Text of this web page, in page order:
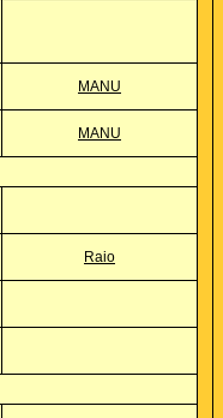
MANU
MANU
Raio